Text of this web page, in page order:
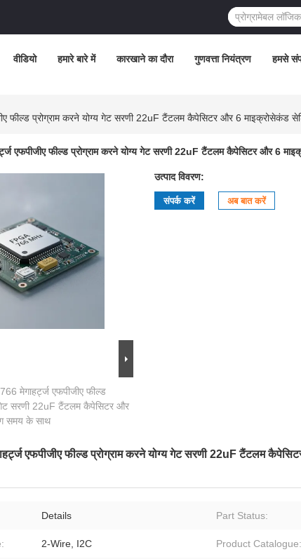
वीडियो हमारे बारे में कारखाने का दौरा गुणवत्ता नियंत्रण हमसे
फील्ड प्रोग्राम करने योग्य गेट सरणी 22uF टैंटलम कैपेसिटर और 6 माइक्रोसेकंड
एफपीजीए फील्ड प्रोग्राम करने योग्य गेट सरणी 22uF टैंटलम कैपेसिटर और 6
मेगाहर्ट्ज एफपीजीए फील्ड
गेट सरणी 22uF टैंटलम कैपेसिटर और
समय के साथ
उत्पाद विवरण:
संपर्क करें अब बात करें
एफपीजीए फील्ड प्रोग्राम करने योग्य गेट सरणी 22uF टैंटलम
Details Part Status:
2-Wire, I2C Product Catalogue: